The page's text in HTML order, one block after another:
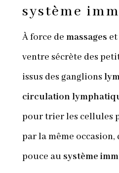
système
À force de massages et
ventre sécrète des
issus des ganglions
circulation
pour trier les cellules
par la même
pouce au système